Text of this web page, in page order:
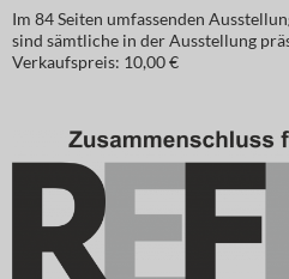
Im 84 Seiten umfassenden
sind sämtliche in der Ausstellung
Verkaufspreis: 10,00 €